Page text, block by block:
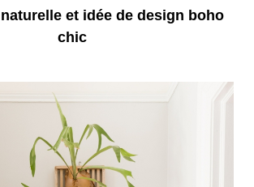
et idée de design boho
chic